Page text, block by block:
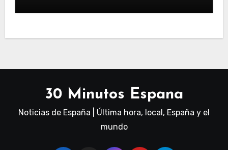
30 Minutos Espana
Noticias de España | Última hora, local, España y el
mundo